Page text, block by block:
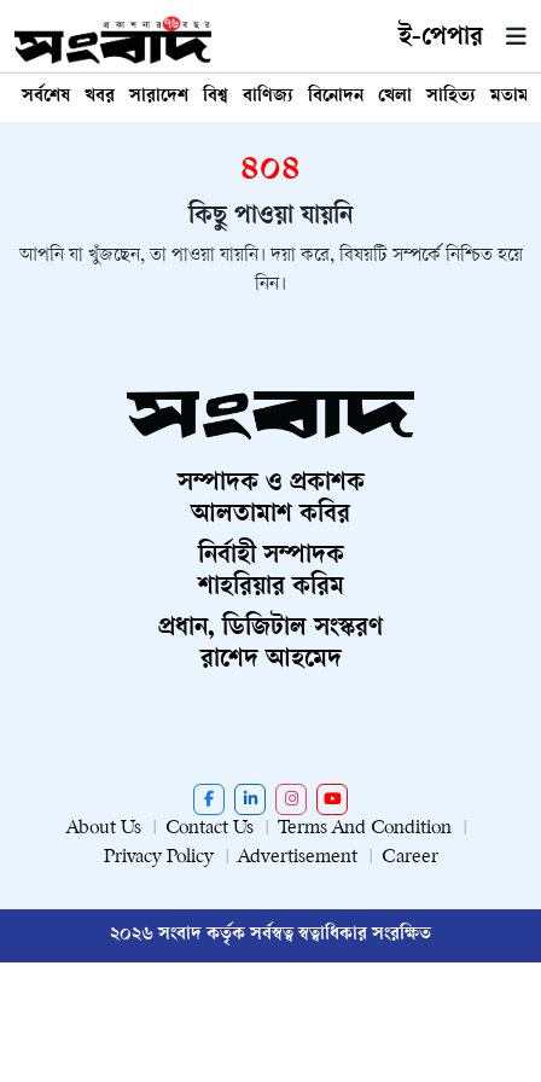
ই-পেপার
সর্বশেষ খবর সারাদেশ বিশ্ব বাণিজ্য বিনোদন খেলা সাহিত্য মতামত
৪০৪
কিছু পাওয়া যায়নি
আপনি যা খুঁজছেন, তা পাওয়া যায়নি। দয়া করে, বিষয়টি সম্পর্কে নিশ্চিত হয়ে
নিন।
সম্পাদক ও প্রকাশক
আলতামাশ কবির
নির্বাহী সম্পাদক
শাহরিয়ার করিম
প্রধান, ডিজিটাল সংস্করণ
রাশেদ আহমেদ
About Us Contact Us
Terms And Condition
Privacy Policy
Advertisement Career
২০২৬ সংবাদ কর্তৃক সর্বস্বত্ব স্বত্বাধিকার সংরক্ষিত